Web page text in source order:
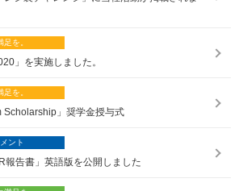
」を実施しました。
」奨学金授与式
報告書」英語版を公開しました